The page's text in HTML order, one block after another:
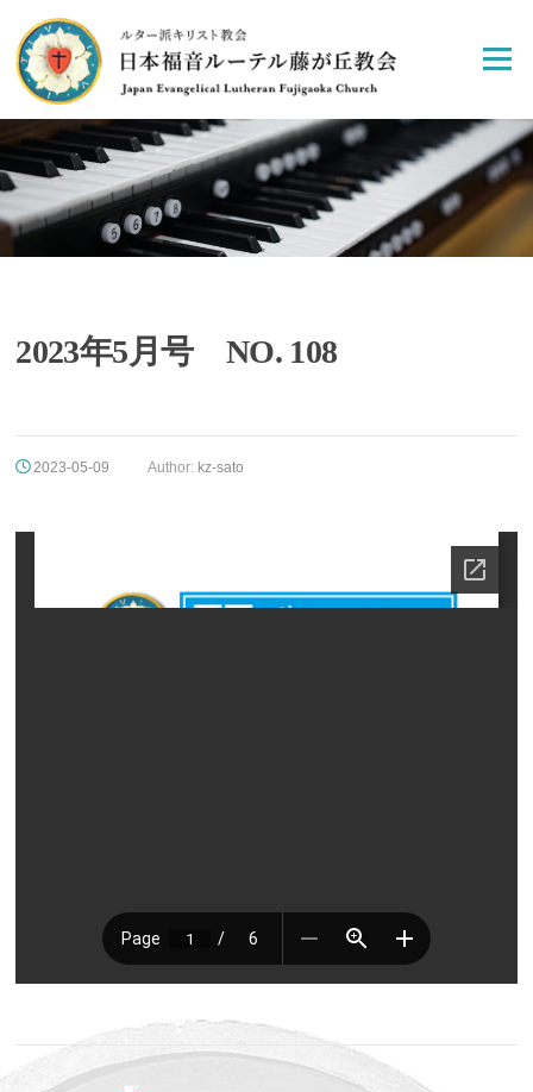
content
Menu
2023年5月号 NO. 108
2023-05-09 Author: kz-sato